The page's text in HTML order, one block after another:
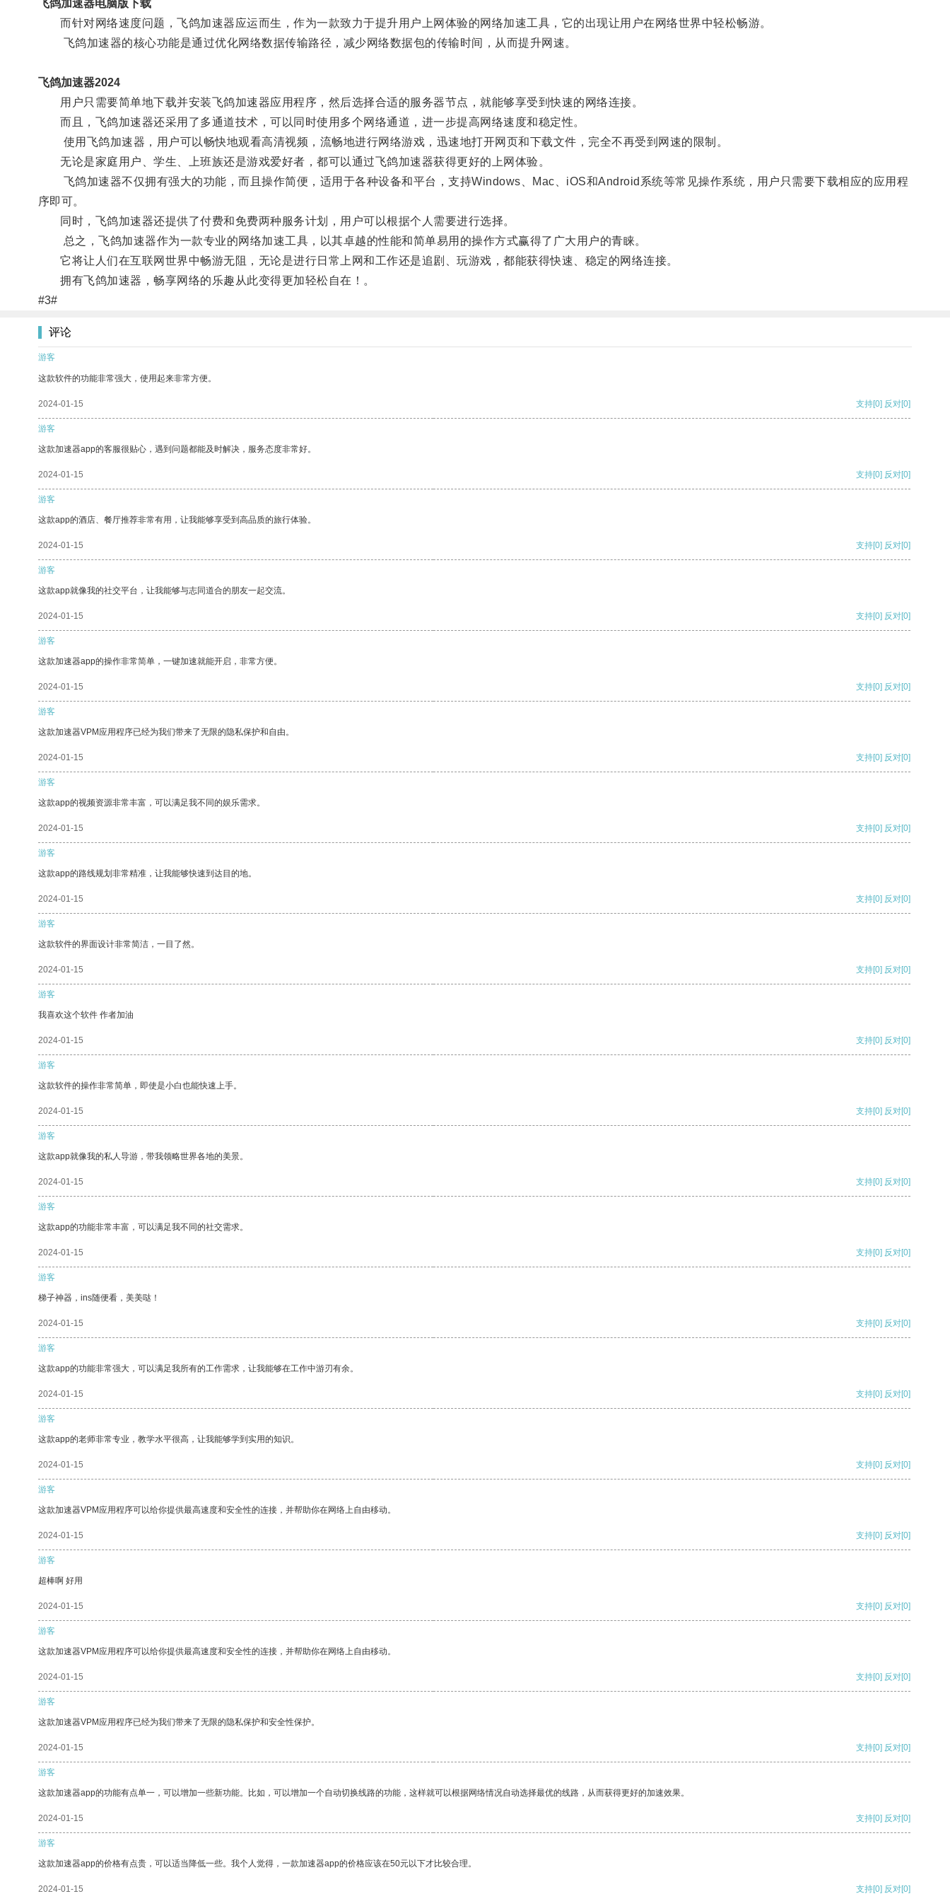
飞鸽加速器电脑版下载
而针对网络速度问题，飞鸽加速器应运而生，作为一款致力于提升用户上网体验的网络加速工具，它的出现让用户在网络世界中轻松畅游。
飞鸽加速器的核心功能是通过优化网络数据传输路径，减少网络数据包的传输时间，从而提升网速。
飞鸽加速器2024
用户只需要简单地下载并安装飞鸽加速器应用程序，然后选择合适的服务器节点，就能够享受到快速的网络连接。
而且，飞鸽加速器还采用了多通道技术，可以同时使用多个网络通道，进一步提高网络速度和稳定性。
使用飞鸽加速器，用户可以畅快地观看高清视频，流畅地进行网络游戏，迅速地打开网页和下载文件，完全不再受到网速的限制。
无论是家庭用户、学生、上班族还是游戏爱好者，都可以通过飞鸽加速器获得更好的上网体验。
飞鸽加速器不仅拥有强大的功能，而且操作简便，适用于各种设备和平台，支持Windows、Mac、iOS和Android系统等常见操作系统，用户只需要下载相应的应用程
序即可。
同时，飞鸽加速器还提供了付费和免费两种服务计划，用户可以根据个人需要进行选择。
总之，飞鸽加速器作为一款专业的网络加速工具，以其卓越的性能和简单易用的操作方式赢得了广大用户的青睐。
它将让人们在互联网世界中畅游无阻，无论是进行日常上网和工作还是追剧、玩游戏，都能获得快速、稳定的网络连接。
拥有飞鸽加速器，畅享网络的乐趣从此变得更加轻松自在！。
#3#
评论
游客
这款软件的功能非常强大，使用起来非常方便。
2024-01-15 支持[0] 反对[0]
游客
这款加速器app的客服很贴心，遇到问题都能及时解决，服务态度非常好。
2024-01-15 支持[0] 反对[0]
游客
这款app的酒店、餐厅推荐非常有用，让我能够享受到高品质的旅行体验。
2024-01-15 支持[0] 反对[0]
游客
这款app就像我的社交平台，让我能够与志同道合的朋友一起交流。
2024-01-15 支持[0] 反对[0]
游客
这款加速器app的操作非常简单，一键加速就能开启，非常方便。
2024-01-15 支持[0] 反对[0]
游客
这款加速器VPM应用程序已经为我们带来了无限的隐私保护和自由。
2024-01-15 支持[0] 反对[0]
游客
这款app的视频资源非常丰富，可以满足我不同的娱乐需求。
2024-01-15 支持[0] 反对[0]
游客
这款app的路线规划非常精准，让我能够快速到达目的地。
2024-01-15 支持[0] 反对[0]
游客
这款软件的界面设计非常简洁，一目了然。
2024-01-15 支持[0] 反对[0]
游客
我喜欢这个软件 作者加油
2024-01-15 支持[0] 反对[0]
游客
这款软件的操作非常简单，即使是小白也能快速上手。
2024-01-15 支持[0] 反对[0]
游客
这款app就像我的私人导游，带我领略世界各地的美景。
2024-01-15 支持[0] 反对[0]
游客
这款app的功能非常丰富，可以满足我不同的社交需求。
2024-01-15 支持[0] 反对[0]
游客
梯子神器，ins随便看，美美哒！
2024-01-15 支持[0] 反对[0]
游客
这款app的功能非常强大，可以满足我所有的工作需求，让我能够在工作中游刃有余。
2024-01-15 支持[0] 反对[0]
游客
这款app的老师非常专业，教学水平很高，让我能够学到实用的知识。
2024-01-15 支持[0] 反对[0]
游客
这款加速器VPM应用程序可以给你提供最高速度和安全性的连接，并帮助你在网络上自由移动。
2024-01-15 支持[0] 反对[0]
游客
超棒啊 好用
2024-01-15 支持[0] 反对[0]
游客
这款加速器VPM应用程序可以给你提供最高速度和安全性的连接，并帮助你在网络上自由移动。
2024-01-15 支持[0] 反对[0]
游客
这款加速器VPM应用程序已经为我们带来了无限的隐私保护和安全性保护。
2024-01-15 支持[0] 反对[0]
游客
这款加速器app的功能有点单一，可以增加一些新功能。比如，可以增加一个自动切换线路的功能，这样就可以根据网络情况自动选择最优的线路，从而获得更好的加速效果。
2024-01-15 支持[0] 反对[0]
游客
这款加速器app的价格有点贵，可以适当降低一些。我个人觉得，一款加速器app的价格应该在50元以下才比较合理。
2024-01-15 支持[0] 反对[0]